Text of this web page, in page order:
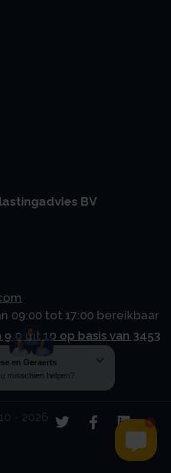
BV
09:00 tot 17:00 bereikbaar
uit 10 op basis van 3453
- 2026